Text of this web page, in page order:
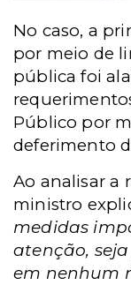
No caso, a
por meio de
pública foi
Público por
deferimento
Ao analisar a
ministro
medidas
atenção,
em nenhum